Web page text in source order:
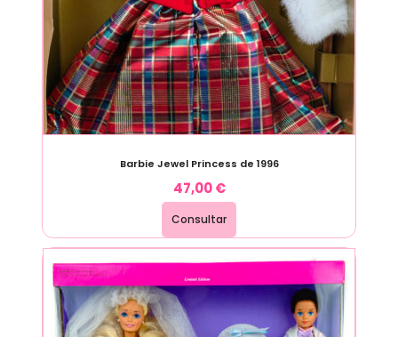
Barbie Jewel Princess de 1996
47,00€
Consultar